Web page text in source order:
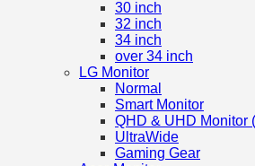
30 inch
32 inch
34 inch
over 34 inch
LG Monitor
Normal
Smart Monitor
QHD & UHD Monitor
UltraWide
Gaming Gear